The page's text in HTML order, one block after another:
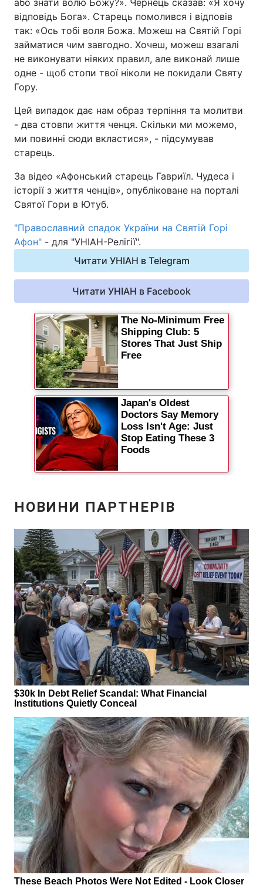
або знати волю Божу?». Чернець сказав: «Я хочу
відповідь Бога». Старець помолився і відповів
так: «Ось тобі воля Божа. Можеш на Святій Горі
займатися чим завгодно. Хочеш, можеш взагалі
не виконувати ніяких правил, але виконай лише
одне - щоб стопи твої ніколи не покидали Святу
Гору.
Цей випадок дає нам образ терпіння та молитви
- два стовпи життя ченця. Скільки ми можемо,
ми повинні сюди вкластися», - підсумував
старець.
За відео «Афонський старець Гавриїл. Чудеса і
історії з життя ченців», опубліковане на порталі
Святої Гори в Ютуб.
"Православний спадок України на Святій Горі
Афон" - для "УНІАН-Релігії".
Читати УНІАН в Telegram
Читати УНІАН в Facebook